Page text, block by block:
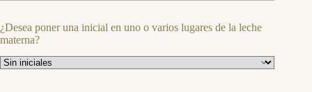
¿Desea poner una inicial en uno o varios lugares de la leche
materna?